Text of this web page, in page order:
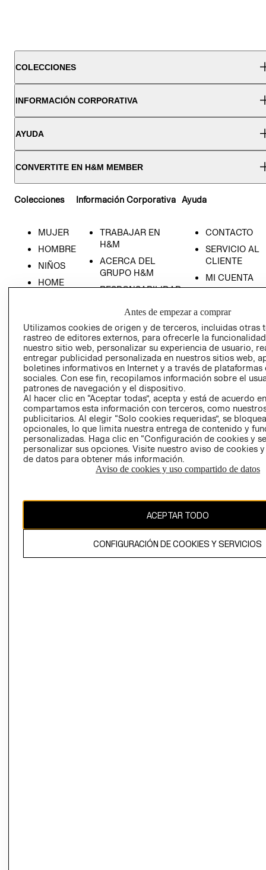
COLECCIONES
INFORMACIÓN CORPORATIVA
AYUDA
CONVERTITE EN H&M MEMBER
Colecciones
MUJER
HOMBRE
NIÑOS
HOME
Información Corporativa
TRABAJAR EN
H&M
ACERCA DEL
GRUPO H&M
RESPONSABILIDAD
PRENSA
RELACIÓN CON
INVERSIONISTAS
POLÍTICA
EMPRESARIAL
Ayuda
CONTACTO
SERVICIO AL
CLIENTE
MI CUENTA
- RETIRO EN
TIENDA
TÉRMINOS Y
CONDICIONES
PRIVACIDAD
GIFT CARD
AVISO DE
COOKIES
Uruguay ($U)
Antes de empezar a comprar
Utilizamos cookies de origen y de terceros, incluidas otras
rastreo de editores externos, para ofrecerle la
nuestro sitio web, personalizar su experiencia de usuario,
entregar publicidad personalizada en nuestros sitios web,
boletines informativos en Internet y a través de plataformas
sociales. Con ese fin, recopilamos información sobre el
patrones de navegación y el dispositivo.
Al hacer clic en “Aceptar todas”, acepta y está de acuerdo
compartamos esta información con terceros, como
publicitarios. Al elegir “Solo cookies requeridas”, se
opcionales, lo que limita nuestra entrega de contenido y
personalizadas. Haga clic en “Configuración de cookies y
personalizar sus opciones. Visite nuestro aviso de cookies
de datos para obtener más información.
Aviso de cookies y uso compartido de datos
ACEPTAR TODO
CONFIGURACIÓN DE COOKIES Y SERVICIOS